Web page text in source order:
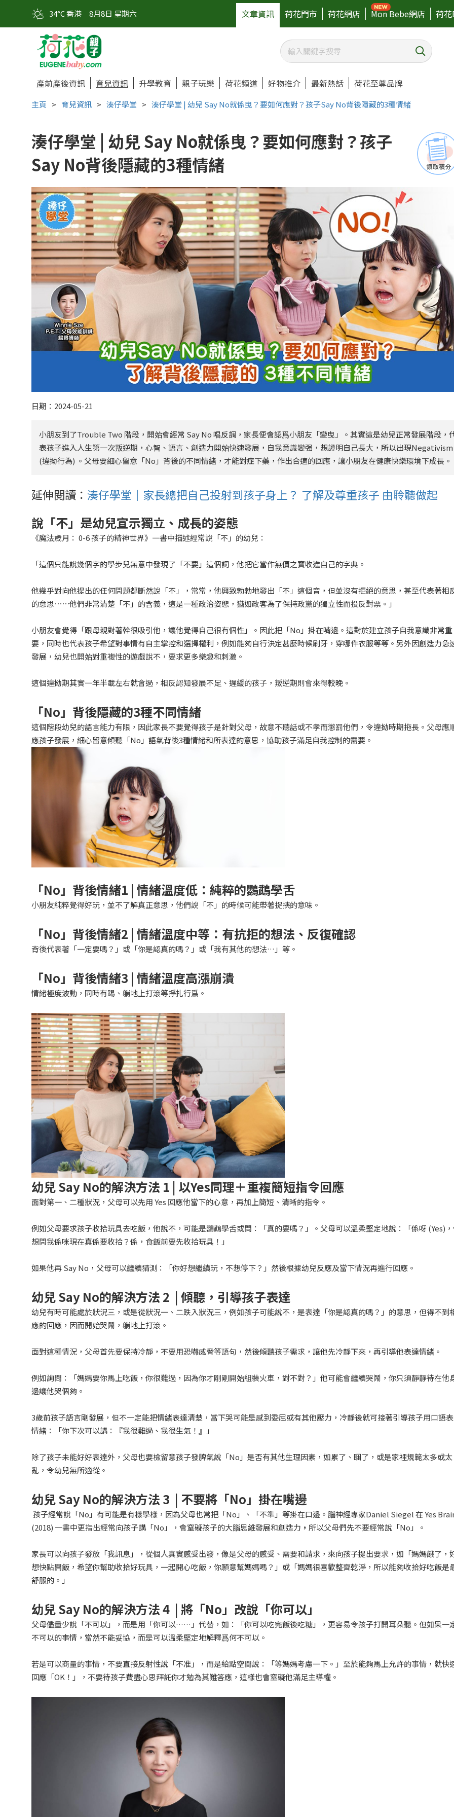
34°C 香港 8月8日 星期六 文章資訊 荷花門市 荷花網店 Mon Bebe網店 荷
產前產後資訊 育兒資訊 升學教育 親子玩樂 荷花頻道 好物推介 最新熱話 荷花至尊品牌
主頁 > 育兒資訊 > 湊仔學堂 > 湊仔學堂 | 幼兒 Say No就係曳？要如何應對？孩子Say No背後隱藏的3種情緒
湊仔學堂 | 幼兒 Say No就係曳？要如何應對？孩子
Say No背後隱藏的3種情緒
日期：2024-05-21
小朋友到了Trouble Two 階段，開始會經常 Say No 唱反調，家長便會認爲小朋友「變曳」。其實這是幼兒正常發展階段，
表孩子進入人生第一次叛逆期，心智、語言、創造力開始快速發展，自我意識變强，想證明自己長大，所以出現Negativism
(違拗行為) 。父母要細心留意「No」背後的不同情緒，才能對症下藥，作出合適的回應，讓小朋友在健康快樂環境下成長。
延伸閱讀： 湊仔學堂｜家長總把自己投射到孩子身上？ 了解及尊重孩子 由聆聽做起
說「不」是幼兒宣示獨立、成長的姿態
《魔法歲月： 0-6 孩子的精神世界》一書中描述經常說「不」的幼兒：
「這個只能說幾個字的學步兒無意中發現了「不要」這個詞，他把它當作無價之寶收進自己的字典。
他幾乎對向他提出的任何問題都斷然說「不」 ，常常，他興致勃勃地發出「不」這個音，但並沒有拒絕的意思，甚至代表著相
的意思⋯⋯他們非常清楚「不」的含義，這是一種政治姿態，猶如政客為了保持政黨的獨立性而投反對票。」
小朋友會覺得「跟母親對著幹很吸引他，讓他覺得自己很有個性」。因此把「No」掛在嘴邊。這對於建立孩子自我意識非常重
要，同時也代表孩子希望對事情有自主掌控和選擇權利，例如能夠自行決定甚麼時候刷牙，穿哪件衣服等等。另外因創造力急
發展，幼兒也開始對重複性的遊戲說不，要求更多樂趣和刺激。
這個違拗期其實一年半載左右就會過，相反認知發展不足、遲緩的孩子，叛逆期則會來得較晚。
「No」 背後隱藏的3種不同情緒
這個階段幼兒的語言能力有限，因此家長不要覺得孩子是針對父母，故意不聽話或不孝而懲罰他們，令違拗時期拖長。父母應
應孩子發展，細心留意傾聽「No」語氣背後3種情緒和所表達的意思，協助孩子滿足自我控制的需要。
「No 」背後情緒1 | 情緒溫度低：純粹的鸚鵡學舌
小朋友純粹覺得好玩，並不了解真正意思，他們說「不」的時候可能帶著捉挾的意味。
「No 」背後情緒2 | 情緒溫度中等：有抗拒的想法、反復確認
背後代表著「一定要嗎？」或「你是認真的嗎？」或「我有其他的想法…」等。
「No 」背後情緒3 | 情緒溫度高漲崩潰
情緒極度波動，同時有踢、躺地上打滾等掙扎行爲。
幼兒 Say No的解決方法 1 | 以Yes同理＋重複簡短指令回應
面對第一、二種狀況，父母可以先用 Yes 回應他當下的心意，再加上簡短、清晰的指令。
例如父母要求孩子收拾玩具去吃飯，他說不，可能是鸚鵡學舌或問：「真的要嗎？」。父母可以溫柔堅定地說：「係呀 (Yes)
想問我係咪現在真係要收拾？係，食飯前要先收拾玩具！」
如果他再 Say No，父母可以繼續猜測：「你好想繼續玩，不想停下？」然後根據幼兒反應及當下情況再進行回應。
幼兒 Say No的解決方法 2 | 傾聽， 引導孩子表達
幼兒有時可能處於狀況三，或是從狀況一、二跌入狀況三，例如孩子可能說不，是表達「你是認真的嗎？」的意思，但得不到
應的回應，因而開始哭鬧，躺地上打滾。
面對這種情況，父母首先要保持冷靜，不要用恐嚇威脅等語句，然後傾聽孩子需求，讓他先冷靜下來，再引導他表達情緒。
例如詢問：「媽媽要你馬上吃飯，你很難過，因為你才剛剛開始組裝火車，對不對？」他可能會繼續哭鬧，你只須靜靜待在他
邊讓他哭個夠。
3歲前孩子語言剛發展，但不一定能把情緒表達清楚，當下哭可能是感到委屈或有其他壓力，冷靜後就可接著引導孩子用口語
情緒：「你下次可以講：『我很難過、我很生氣！』」
除了孩子未能好好表達外，父母也要檢留意孩子發脾氣說「No」是否有其他生理因素，如累了、睏了，或是家裡規範太多或太
亂，令幼兒無所適從。
幼兒 Say No的解決方法 3 | 不要將 「No」掛在嘴邊
孩子經常說「No」有可能是有樣學樣，因為父母也常把「No」、「不準」等掛在口邊。腦神經專家Daniel Siegel 在Yes
(2018) 一書中更指出經常向孩子講「No」，會窒礙孩子的大腦思維發展和創造力 ， 所以父母們先不要經常說「No」。
家長可以向孩子發放「我訊息」，從個人真實感受出發，像是父母的感受、需要和請求，來向孩子提出要求，如「媽媽餓了，
想快點開飯，希望你幫助收拾好玩具，一起開心吃飯，你願意幫媽媽嗎？」或「媽媽很喜歡整齊乾淨，所以能夠收拾好吃飯是
舒服的。」
幼兒 Say No的解決方法4 | 將 「No」 改說「你可以」
父母儘量少說「不可以」，而是用「你可以……」代替，如：「你可以吃完飯後吃糖」，更容易令孩子打開耳朵聽。但如果一
不可以的事情，當然不能妥協，而是可以溫柔堅定地解釋爲何不可以。
若是可以商量的事情，不要直接反射性說「不准」，而是給點空間說：「等媽媽考慮一下。」至於能夠馬上允許的事情，就快
回應「OK！」，不要待孩子費盡心思拜託你才勉為其難答應，這樣也會窒礙他滿足主導權。